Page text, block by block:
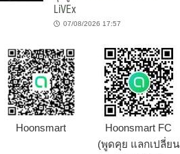
LiVEx
07/08/2026 17:57
Hoonsmart
Hoonsmart FC
(พูดคุย แลกเปลี่ยน